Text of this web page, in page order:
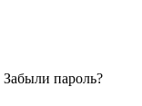
Забыли пароль?